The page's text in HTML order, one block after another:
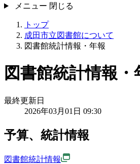
メニュー 閉じる
トップ
成田市立図書館について
図書館統計情報・年報
図書館統計情報・
最終更新日
2026年03月01日 09:30
予算、統計情報
図書館統計情報